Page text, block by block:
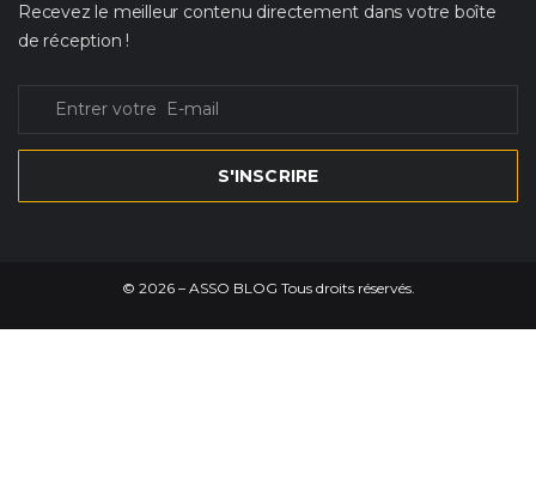
NEWSLETTER
Recevez le meilleur contenu directement dans votre boîte
©2026– ASSO BLOG Tous droits réservés.